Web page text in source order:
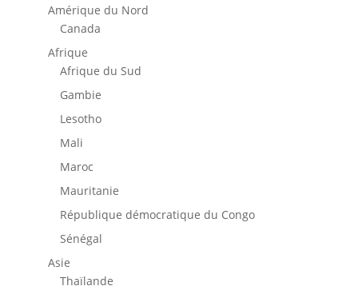
Amérique du Nord
Canada
Afrique
Afrique du Sud
Gambie
Lesotho
Mali
Maroc
Mauritanie
République démocratique du Congo
Sénégal
Asie
Thaïlande